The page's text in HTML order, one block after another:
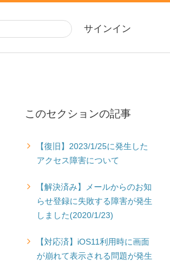
サインイン
このセクションの記事
【復旧】2023/1/25に発生した
アクセス障害について
【解決済み】メールからのお知
らせ登録に失敗する障害が発生
しました(2020/1/23)
【対応済】iOS11利用時に画面
が崩れて表示される問題が発生